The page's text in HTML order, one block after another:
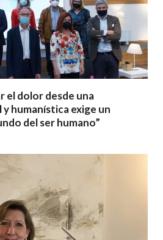
el dolor desde una
humanística exige un
del ser humano”